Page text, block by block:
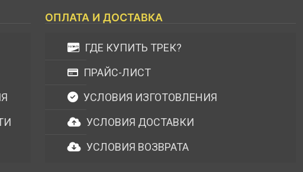
ОПЛАТА И ДОСТАВКА
ГДЕ КУПИТЬ ТРЕК?
ПРАЙС-ЛИСТ
УСЛОВИЯ ИЗГОТОВЛЕНИЯ
УСЛОВИЯ ДОСТАВКИ
УСЛОВИЯ ВОЗВРАТА